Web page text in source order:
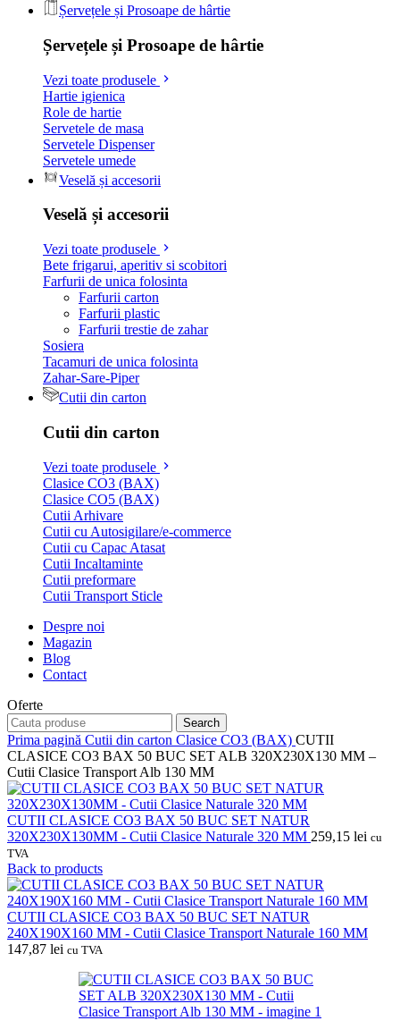
Șervețele și Prosoape de hârtie
Șervețele și Prosoape de hârtie
Vezi toate produsele
Hartie igienica
Role de hartie
Servetele de masa
Servetele Dispenser
Servetele umede
Veselă și accesorii
Veselă și accesorii
Vezi toate produsele
Bete frigarui, aperitiv si scobitori
Farfurii de unica folosinta
Farfurii carton
Farfurii plastic
Farfurii trestie de zahar
Sosiera
Tacamuri de unica folosinta
Zahar-Sare-Piper
Cutii din carton
Cutii din carton
Vezi toate produsele
Clasice CO3 (BAX)
Clasice CO5 (BAX)
Cutii Arhivare
Cutii cu Autosigilare/e-commerce
Cutii cu Capac Atasat
Cutii Incaltaminte
Cutii preformare
Cutii Transport Sticle
Despre noi
Magazin
Blog
Contact
Oferte
Search
Prima pagină Cutii din carton Clasice CO3 (BAX) CUTII
CLASICE CO3 BAX 50 BUC SET ALB 320X230X130 MM –
Cutii Clasice Transport Alb 130 MM
CUTII CLASICE CO3 BAX 50 BUC SET NATUR
320X230X130MM - Cutii Clasice Naturale 320 MM 259,15 lei cu
TVA
Back to products
CUTII CLASICE CO3 BAX 50 BUC SET NATUR
240X190X160 MM - Cutii Clasice Transport Naturale 160 MM
147,87 lei cu TVA